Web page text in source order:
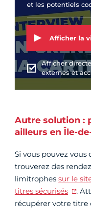
et les potentiels
Afficher la
Afficher
externes et
Autre solution :
ailleurs en Île-
Si vous pouvez vous
trouverez des
limitrophes sur le
titres sécurisés
.
récupérer votre